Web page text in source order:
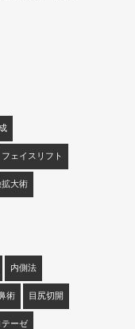
フェイスリフト
大術
内側法
術 目尻切開
テーゼ